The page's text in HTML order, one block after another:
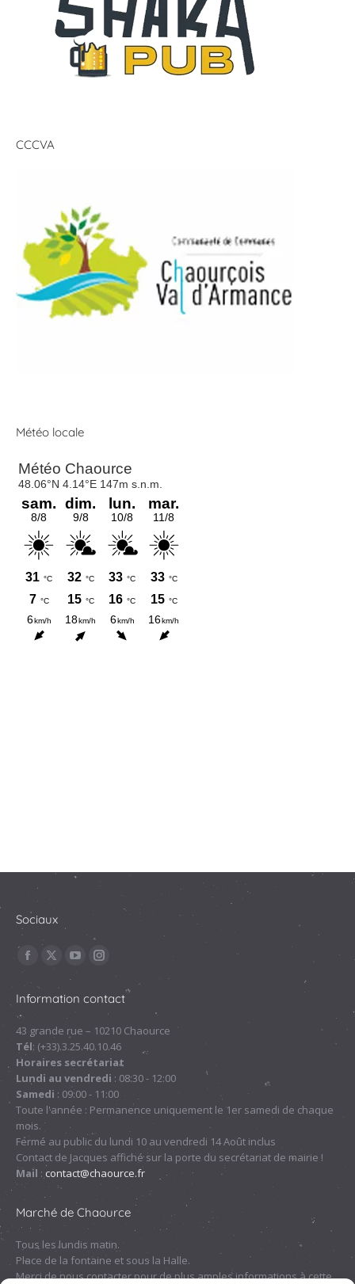
CCCVA
Météo locale
Sociaux
Trouvez nous sur :
La
page
Facebook
s'ouvre
dans
une
nouvelle
fenêtre
La
X
s'ouvre
dans
une
nouvelle
fenêtre
YouTube
s'ouvre
dans
une
nouvelle
fenêtre
La
Instagram
s'ouvre
dans
une
nouvelle
fenêtre
Information contact
43 grande rue – 10210 Chaource
Tél: (+33).3.25.40.10.46
Horaires secrétariat
Lundi au vendredi : 08:30 - 12:00
Samedi : 09:00 - 11:00
Toute l'année : Permanence uniquement le 1er samedi de chaque
mois.
Fermé au public du lundi 10 au vendredi 14 Août inclus
Contact de Jacques affiché sur la porte du secrétariat de mairie !
Mail : contact@chaource.fr
Marché de Chaource
Tous les lundis matin.
Place de la fontaine et sous la Halle.
Merci de nous contacter pour de plus amples informations à cette